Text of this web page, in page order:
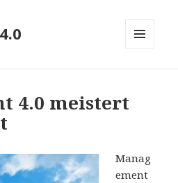
4.0 meistert
Manag
ement